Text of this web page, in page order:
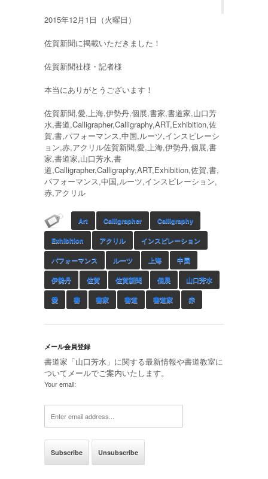
2015年12月1日（火曜日）
佐賀新聞に掲載いただきました！
佐賀新聞社様・記者様
本当にありがとうございます！
佐賀新聞,愛,上海,伊勢丹,個展,書家,書道家,山口芳
水,書道,Calligrapher,Calligraphy,ART,Exhibition,佐
賀,書,パフォーマンス,中国,ルーツ,インスピレーシ
ョン,赤,アクリル佐賀新聞,愛,上海,伊勢丹,個展,書
家,書道家,山口芳水,書
道,Calligrapher,Calligraphy,ART,Exhibition,佐賀,書,
パフォーマンス,中国,ルーツ,インスピレーション,
赤,アクリル
Art Calligrapher Calligraphy
Exhibition アクリル インスピレーション
パフォーマンス ルーツ 上海 中国
伊勢丹 佐賀 佐賀新聞 個展 山口芳水
愛 書 書家 書道 書道家 赤
メール会員登録
書道家「山口芳水」に関する最新情報や書道教室に
ついてメールでご案内いたします。
Your email: